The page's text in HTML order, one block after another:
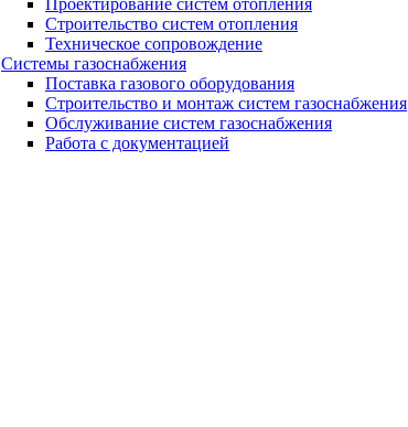
Проектирование систем отопления
Строительство систем отопления
Техническое сопровождение
Системы газоснабжения
Поставка газового оборудования
Строительство и монтаж систем газоснабжения
Обслуживание систем газоснабжения
Работа с документацией